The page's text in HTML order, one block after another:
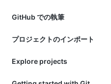
GitHub での執筆
プロジェクトのインポート
Explore projects